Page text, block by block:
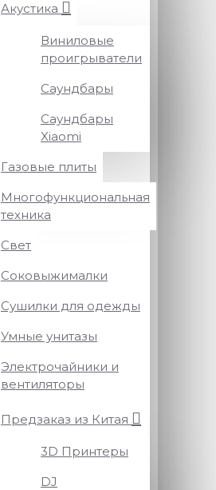
Акустика
Виниловые
проигрыватели
Саундбары
Саундбары
Xiaomi
Газовые плиты
Многофункциональная
техника
Свет
Соковыжималки
Сушилки для одежды
Умные унитазы
Электрочайники и
вентиляторы
Предзаказ из Китая
3D Принтеры
DJ